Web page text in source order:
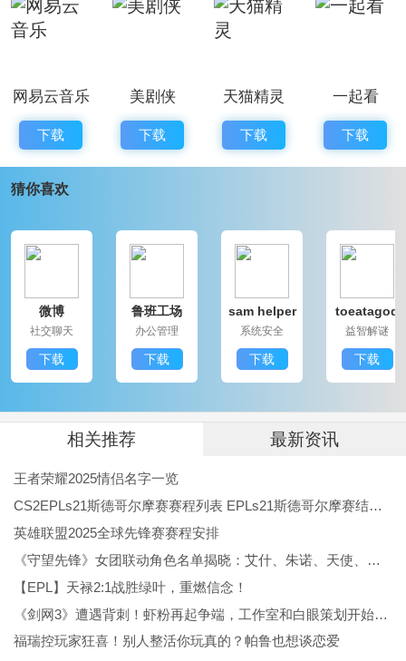
的事项，告别繁琐的操作。
【实时信息更新】应用中的所有功能和资源均是实时更
【覆盖广泛的服务场景】日常生活养老服务，粤省事都
能满足用户的多样需求。
粤省事是一款功能强大的移动政务服务平台，它以易用
到的各类问题，在政务办公中的需求，粤省事都能提供
内容用户在各类生活场景中得以轻松应对，真正做到服
务于民。你是需要办理社保，想查看健康码，粤省事都
能成为你生活中不可或缺的得力助手。
更新日志：
粤省事APP现已发布，为广东用户提供更全面、更便捷
的政务服务体验。
网易云音乐
下载
美剧侠
下载
天猫精灵
下载
一起看
下载
猜你喜欢
微博
社交聊天
下载
鲁班工场
办公管理
下载
sam helper
系统安全
下载
toeatagod
益智解谜
下载
相关推荐 最新资讯
王者荣耀2025情侣名字一览
CS2EPLs21斯德哥尔摩赛赛程列表 EPLs21斯德哥尔摩赛结果公布
英雄联盟2025全球先锋赛赛程安排
《守望先锋》女团联动角色名单揭晓：艾什、朱诺、天使、伊拉锐与D.Va！
【EPL】天禄2:1战胜绿叶，重燃信念！
《剑网3》遭遇背刺！虾粉再起争端，工作室和白眼策划开始反噬
福瑞控玩家狂喜！别人整活你玩真的？帕鲁也想谈恋爱